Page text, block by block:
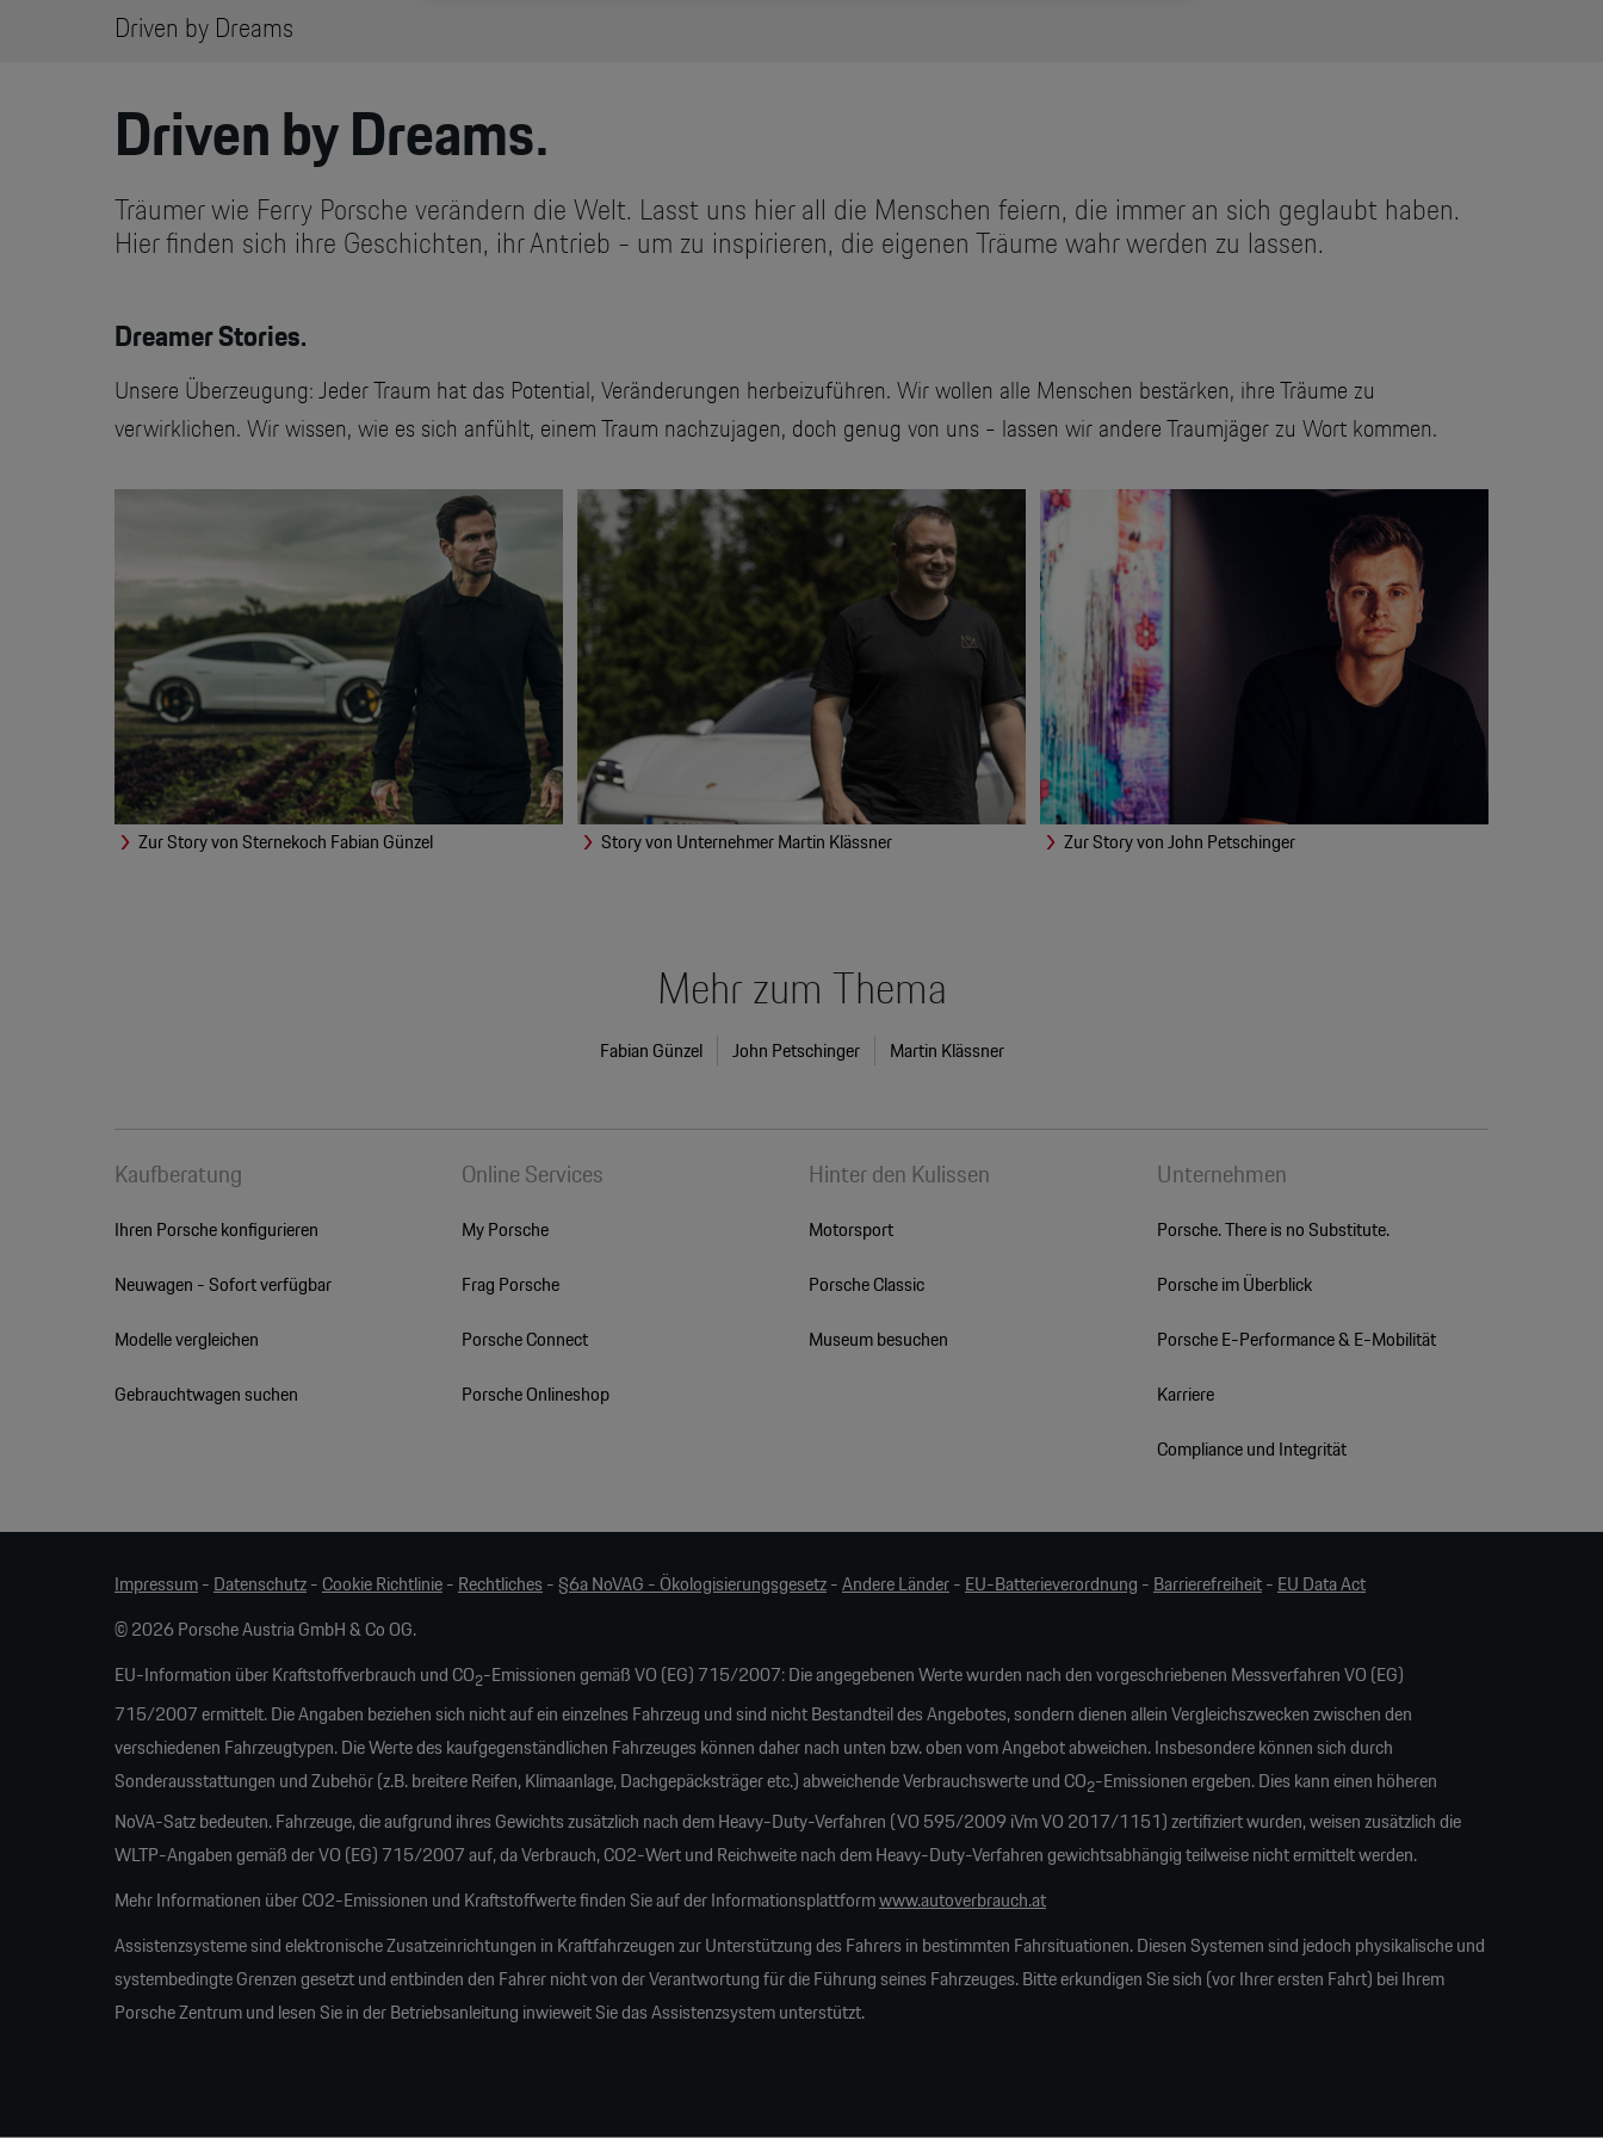
Driven by Dreams
Driven by Dreams.
Träumer wie Ferry Porsche verändern die Welt. Lasst uns hier all die Menschen feiern, die immer an sich geglaubt haben.
Hier finden sich ihre Geschichten, ihr Antrieb - um zu inspirieren, die eigenen Träume wahr werden zu lassen.
Dreamer Stories.
Unsere Überzeugung: Jeder Traum hat das Potential, Veränderungen herbeizuführen. Wir wollen alle Menschen bestärken, ihre Träume zu
verwirklichen. Wir wissen, wie es sich anfühlt, einem Traum nachzujagen, doch genug von uns - lassen wir andere Traumjäger zu Wort kommen.
Zur Story von Sternekoch Fabian Günzel Story von Unternehmer Martin Klässner Zur Story von John Petschinger
Mehr zum Thema
Fabian Günzel John Petschinger Martin Klässner
Kaufberatung
Ihren Porsche konfigurieren
Neuwagen - Sofort verfügbar
Modelle vergleichen
Gebrauchtwagen suchen
Online Services
My Porsche
Frag Porsche
Porsche Connect
Porsche Onlineshop
Hinter den Kulissen
Motorsport
Porsche Classic
Museum besuchen
Unternehmen
Porsche. There is no Substitute.
Porsche im Überblick
Porsche E-Performance & E-Mobilität
Karriere
Compliance und Integrität
Impressum-Datenschutz-Cookie Richtlinie-Rechtliches-§6a NoVAG - Ökologisierungsgesetz-Andere Länder-EU-Batterieverordnung -Barrierefreiheit-EU Data Act
© 2026 Porsche Austria GmbH & Co OG.
EU-Information über Kraftstoffverbrauch und CO2-Emissionen gemäß VO (EG) 715/2007: Die angegebenen Werte wurden nach den vorgeschriebenen Messverfahren VO (EG)
715/2007 ermittelt. Die Angaben beziehen sich nicht auf ein einzelnes Fahrzeug und sind nicht Bestandteil des Angebotes, sondern dienen allein Vergleichszwecken zwischen den
verschiedenen Fahrzeugtypen. Die Werte des kaufgegenständlichen Fahrzeuges können daher nach unten bzw. oben vom Angebot abweichen. Insbesondere können sich durch
Sonderausstattungen und Zubehör (z.B. breitere Reifen, Klimaanlage, Dachgepäcksträger etc.) abweichende Verbrauchswerte und CO2-Emissionen ergeben. Dies kann einen höheren
NoVA-Satz bedeuten. Fahrzeuge, die aufgrund ihres Gewichts zusätzlich nach dem Heavy-Duty-Verfahren (VO 595/2009 iVm VO 2017/1151) zertifiziert wurden, weisen zusätzlich die
WLTP-Angaben gemäß der VO (EG) 715/2007 auf, da Verbrauch, CO2-Wert und Reichweite nach dem Heavy-Duty-Verfahren gewichtsabhängig teilweise nicht ermittelt werden.
Mehr Informationen über CO2-Emissionen und Kraftstoffwerte finden Sie auf der Informationsplattformwww.autoverbrauch.at
Assistenzsysteme sind elektronische Zusatzeinrichtungen in Kraftfahrzeugen zur Unterstützung des Fahrers in bestimmten Fahrsituationen. Diesen Systemen sind jedoch physikalische und
systembedingte Grenzen gesetzt und entbinden den Fahrer nicht von der Verantwortung für die Führung seines Fahrzeuges. Bitte erkundigen Sie sich (vor Ihrer ersten Fahrt) bei Ihrem
Porsche Zentrum und lesen Sie in der Betriebsanleitung inwieweit Sie das Assistenzsystem unterstützt.